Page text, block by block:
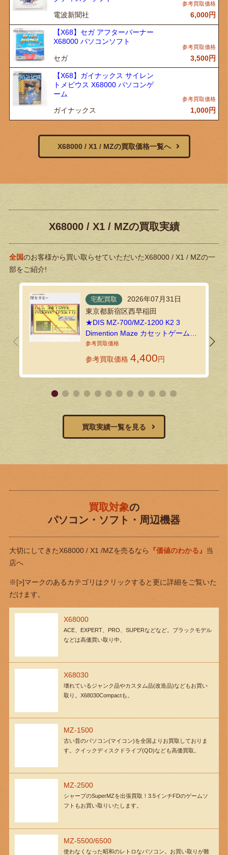
電波新聞社 6,000円
【X68】セガ アフターバーナー
X68000 パソコンソフト
セガ 3,500円
【X68】ガイナックス サイレン
トメビウス X68000 パソコンゲ
ーム
ガイナックス 1,000円
X68000 / X1 / MZの買取価格一覧へ
X68000 / X1 / MZの買取実績
全国のお客様から買い取らせていただいたX68000 / X1 / MZの一
部をご紹介!
宅配買取
2026年07月31日
東京都新宿区西早稲田
★DIS MZ-700/MZ-1200 K2 3
Dimention Maze カセットゲームソ
フトを宅配買取でお譲りいただき
ました！
参考買取価格 4,400円
買取実績一覧を見る
買取対象の
パソコン・ソフト・周辺機器
大切にしてきたX68000 / X1 /MZを売るなら 『価値のわかる』 当
店へ
※[>]マークのあるカテゴリはクリックすると更に詳細をご覧いた
だけます。
X68000
ACE、EXPERT、PRO、SUPERなどなど。ブラックモデル
などは高価買い取り中。
X68030
壊れているジャンク品やカスタム品(改造品)などもお買い
取り。X68030Compactも。
MZ-1500
古い昔のパソコン(マイコン)を全国よりお買取しておりま
す。クイックディスクドライブ(QD)なども高価買取。
MZ-2500
シャープのSuperMZを出張買取！3.5インチFDのゲームソ
フトもお買い取りいたします。
MZ-5500/6500
使わなくなった昭和のレトロなパソコン。お買い取りが難